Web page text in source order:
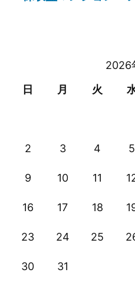
2026
日
月 火
2 3 4 5
9 10 11
16 17 18
23 24 25
30 31